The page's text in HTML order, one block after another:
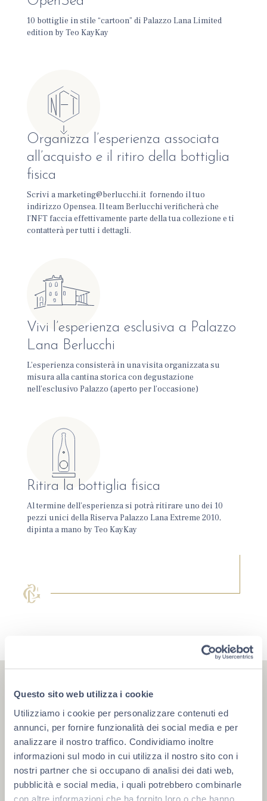
Questo sito web utilizza i cookie
Utilizziamo i cookie per personalizzare contenuti ed
annunci, per fornire funzionalità dei social media e per
analizzare il nostro traffico. Condividiamo inoltre
informazioni sul modo in cui utilizza il nostro sito con i
nostri partner che si occupano di analisi dei dati web,
pubblicità e social media, i quali potrebbero combinarle
con altre informazioni che ha fornito loro o che hanno
10 bottiglie in stile “cartoon” di Palazzo Lana Limited
edition by Teo KayKay
Organizza l’esperienza associata
all’acquisto e il ritiro della bottiglia
fisica
Scrivi a marketing@berlucchi.it fornendo il tuo
indirizzo Opensea. Il team Berlucchi verificherà che
l’NFT faccia effettivamente parte della tua collezione e ti
contatterà per tutti i dettagli.
Vivi l’esperienza esclusiva a Palazzo
Lana Berlucchi
L’esperienza consisterà in una visita organizzata su
misura alla cantina storica con degustazione
nell’esclusivo Palazzo (aperto per l’occasione)
Ritira la bottiglia fisica
Al termine dell’esperienza si potrà ritirare uno dei 10
pezzi unici della Riserva Palazzo Lana Extreme 2010,
dipinta a mano by Teo KayKay
LIMITED EDITION
NFT & BENEFIT PACK
La collezione sarà acquistabile solo attraverso l’NFT
darà diritto alla proprietà della bottiglia fisica e che fino al
giorno del ritiro verràconservata nella cantina storica .
COME SI COMPONE L’ NFT & BENEFIT PACK?